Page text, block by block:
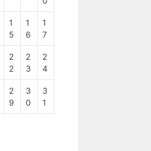
1
5
1
6
1
7
2
2
2
3
2
4
2
9
3
0
3
1